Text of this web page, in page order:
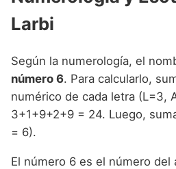
Larbi
Según la numerología, el
número 6. Para calcularlo,
numérico de cada letra (L=3,
3+1+9+2+9 = 24. Luego,
= 6).
El número 6 es el número del